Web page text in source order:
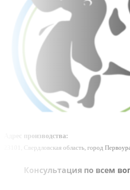
Адрес производства:
23101, Свердловская область, город
Консультация по всем